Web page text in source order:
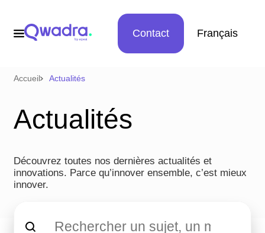
Contact Français
Accueil Actualités
Actualités
Découvrez toutes nos dernières actualités et
innovations. Parce qu’innover ensemble, c’est mieux
innover.